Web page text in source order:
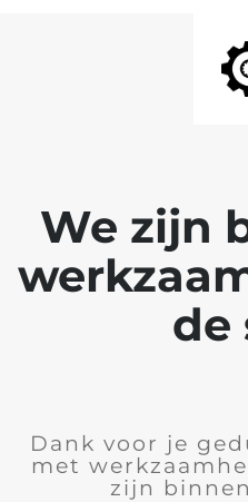
We zijn
de
Dank voor je
met
zijn